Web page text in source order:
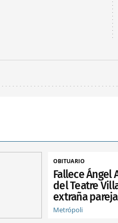
OBITUARIO
Fallece Ángel
del Teatre
extraña
Metrópoli